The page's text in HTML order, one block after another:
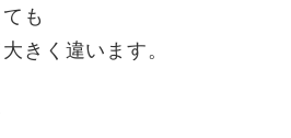
も
きく違います。